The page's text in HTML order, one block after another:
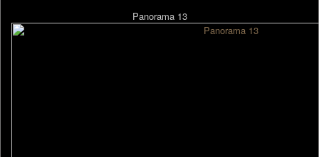
Panorama 13